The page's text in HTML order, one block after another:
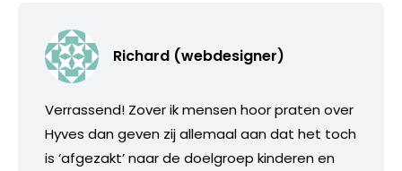
Richard (webdesigner)
Verrassend! Zover ik mensen hoor praten over
Hyves dan geven zij allemaal aan dat het toch
is ‘afgezakt’ naar de doelgroep kinderen en